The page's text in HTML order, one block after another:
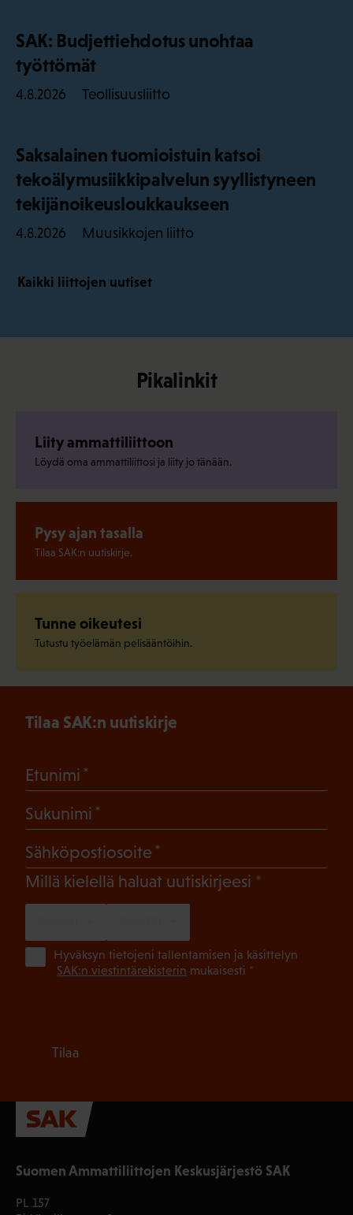
SAK: Budjettiehdotus unohtaa
työttömät
4.8.2026 Teollisuusliitto
Saksalainen tuomioistuin katsoi
tekoälymusiikkipalvelun syyllistyneen
tekijänoikeusloukkaukseen
4.8.2026 Muusikkojen liitto
Kaikki liittojen uutiset
Pikalinkit
Liity ammattiliittoon
Löydä oma ammattiliittosi ja liity jo tänään.
Pysy ajan tasalla
Tilaa SAK:n uutiskirje.
Tunne oikeutesi
Tutustu työelämän pelisääntöihin.
Suomen Ammattiliittojen Keskusjärjestö SAK
PL 157
Tilaa SAK:n uutiskirje
Etunimi
Sukunimi
Sähköpostiosoite
Millä kielellä haluat uutiskirjeesi (Pakollinen)
Hyväksyn tietojeni tallentamisen ja käsittelyn
SAK:n viestintärekisterin mukaisesti *
Tilaa